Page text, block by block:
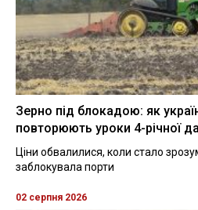
Зерно під блокадою: як
повторюють уроки 4-річної
Ціни обвалилися, коли стало
заблокувала порти
02 серпня 2026